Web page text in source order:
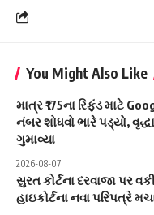
You Might Also Like
માત્ર ₹175ના રિફંડ માટે
નંબર શોધવો ભારે પડ્યો,
ગુમાવ્યા
2026-08-07
સુરત કોર્ટના દરવાજા પર
હાઇકોર્ટના નવા પરિપત્રે